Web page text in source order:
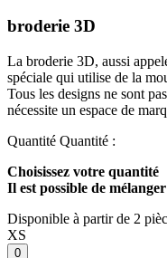
broderie 3D
La broderie 3D, aussi
spéciale qui utilise de la
Tous les designs ne sont
nécessite un espace de
Quantité Quantité :
Choisissez votre quantité
Il est possible de
Disponible à partir de 2
XS
0